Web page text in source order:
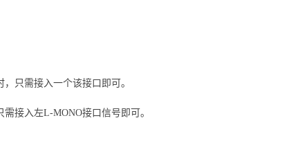
只需接入一个该接口即可。
接入左L-MONO接口信号即可。